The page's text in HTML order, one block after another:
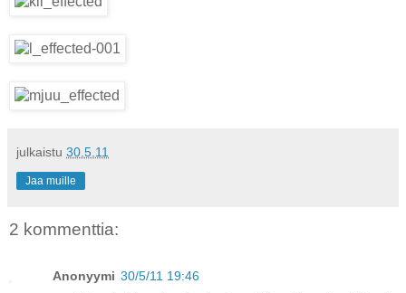
julkaistu 30.5.11
Jaa muille
2 kommenttia:
Anonyymi 30/5/11 19:46